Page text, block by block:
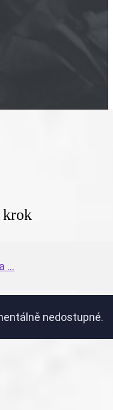
krok
...
nedostupné.